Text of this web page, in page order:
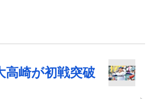
高崎が初戦突破